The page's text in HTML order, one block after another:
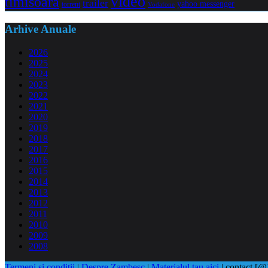
torrent trailer Vodafone yahoo messenger
Arhive Anuale
2026
2025
2024
2023
2022
2021
2020
2019
2018
2017
2016
2015
2014
2013
2012
2011
2010
2009
2008